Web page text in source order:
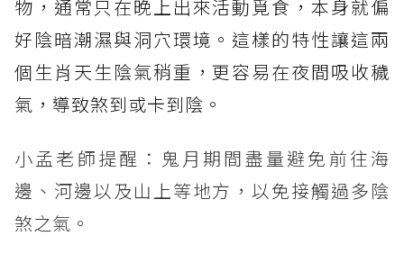
物，通常只在晚上出來活動覓食，本身就偏
好陰暗潮濕與洞穴環境。這樣的特性讓這兩
個生肖天生陰氣稍重，更容易在夜間吸收穢
氣，導致煞到或卡到陰。
小孟老師提醒：鬼月期間盡量避免前往海
邊、河邊以及山上等地方，以免接觸過多陰
煞之氣。